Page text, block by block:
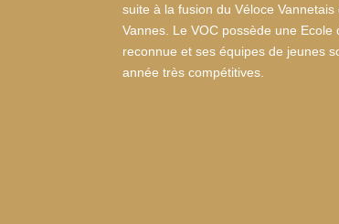
suite à la fusion du Véloce Vannetais
Vannes. Le VOC possède une Ecole
reconnue et ses équipes de jeunes
année très compétitives.